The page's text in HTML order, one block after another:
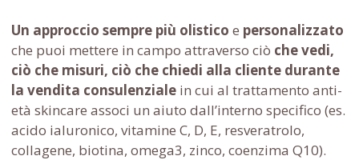
Un approccio sempre più olistico e personalizzato
che puoi mettere in campo attraverso ciò che vedi,
ciò che misuri, ciò che chiedi alla cliente durante
la vendita consulenziale in cui al trattamento anti-
età skincare associ un aiuto dall’interno specifico (es.
acido ialuronico, vitamine C, D, E, resveratrolo,
collagene, biotina, omega3, zinco, coenzima Q10).